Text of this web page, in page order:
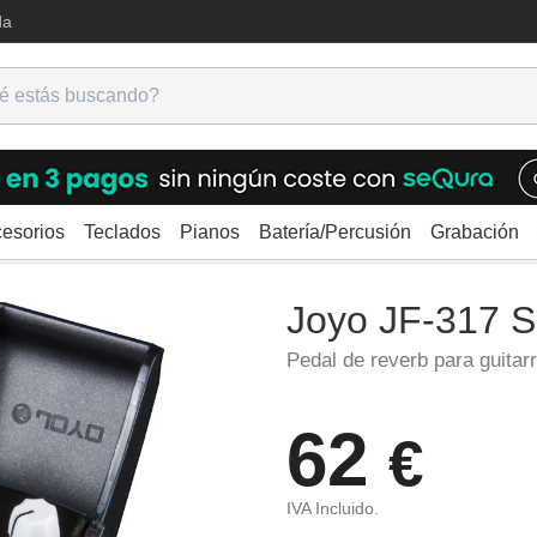
Teclados Pianos Batería/Percusión Grabación
Reverb Joyo JF-317 Space Verb
Joyo JF-317
Pedal de reverb para
62 €
IVA Incluido.